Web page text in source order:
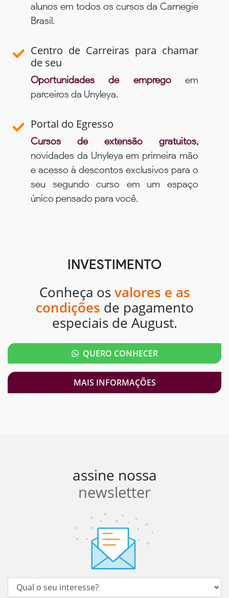
alunos em todos os cursos da Carnegie
Brasil.
Centro de Carreiras para chamar
de seu
Oportunidades de empregoem
parceiros da Unyleya.
Portal do Egresso
Cursos de extensão gratuitos,
novidades da Unyleya em primeira mão
e acesso à descontos exclusivos para o
seu segundo curso em um espaço
único pensado para você.
INVESTIMENTO
Conheça os valores e as
condições de pagamento
especiais de August.
QUERO CONHECER
MAIS INFORMAÇÕES
assine nossa
newsletter